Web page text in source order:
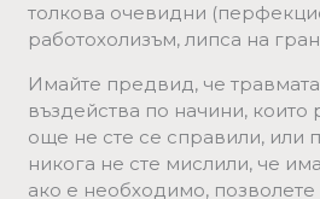
толкова очевидни
работохолизъм, липса на
Имайте предвид, че
въздейства по начини, които
още не сте се справили, или
никога не сте мислили, че
ако е необходимо, позволете